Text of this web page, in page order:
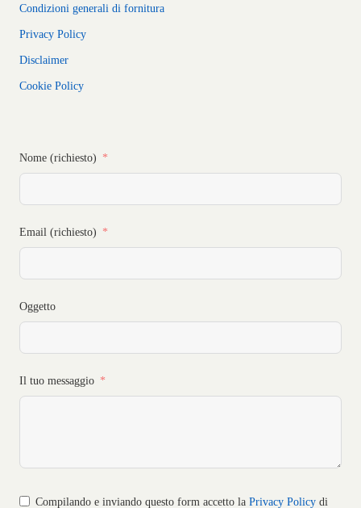
Condizioni generali di fornitura
Privacy Policy
Disclaimer
Cookie Policy
Nome (richiesto)
Email (richiesto)
Oggetto
Il tuo messaggio
Compilando e inviando questo form accetto laPrivacy Policy di